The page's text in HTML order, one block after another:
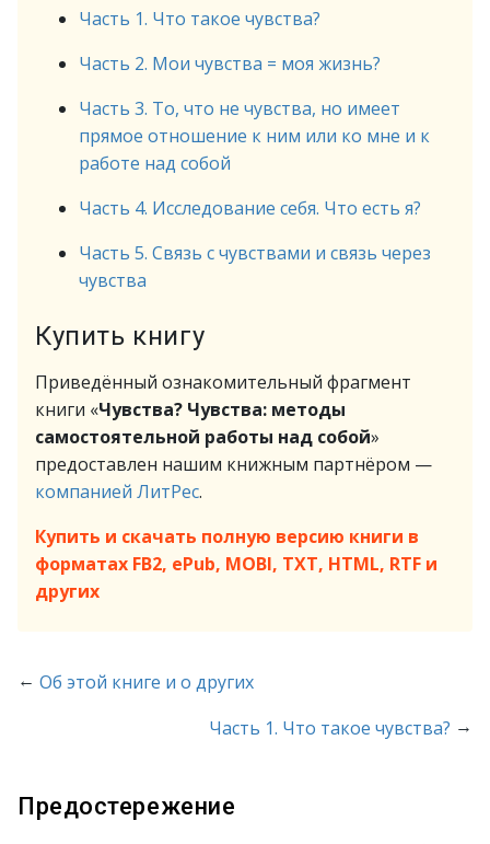
Часть 1. Что такое чувства?
Часть 2. Мои чувства = моя жизнь?
Часть 3. То, что не чувства, но имеет
прямое отношение к ним или ко мне и к
работе над собой
Часть 4. Исследование себя. Что есть я?
Часть 5. Связь с чувствами и связь через
чувства
Купить книгу
Приведённый ознакомительный фрагмент
книги «Чувства? Чувства: методы
самостоятельной работы над собой»
предоставлен нашим книжным партнёром —
компанией ЛитРес.
Купить и скачать полную версию книги в
форматах FB2, ePub, MOBI, TXT, HTML, RTF и
других
← Об этой книге и о других
Часть 1. Что такое чувства? →
Предостережение